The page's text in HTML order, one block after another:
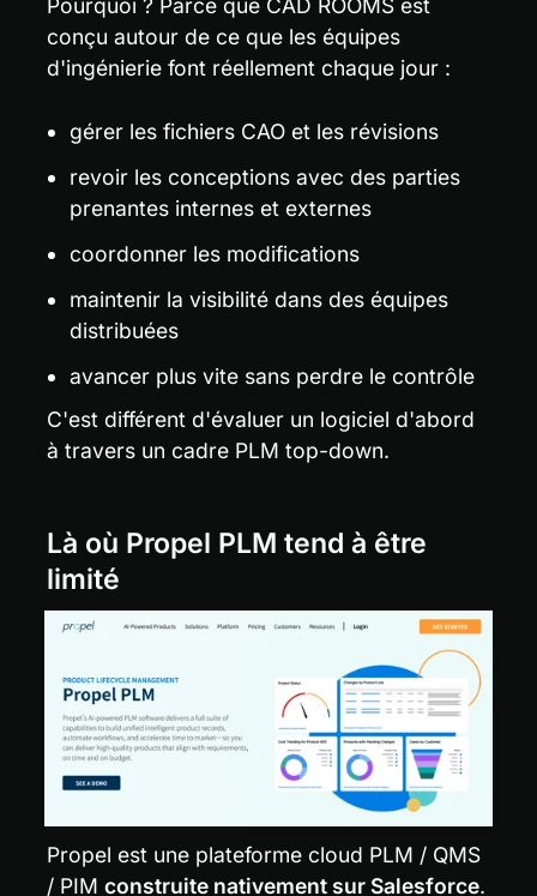
Pourquoi ? Parce que CAD ROOMS est
conçu autour de ce que les équipes
d'ingénierie font réellement chaque jour :
gérer les fichiers CAO et les révisions
revoir les conceptions avec des parties
prenantes internes et externes
coordonner les modifications
maintenir la visibilité dans des équipes
distribuées
avancer plus vite sans perdre le contrôle
C'est différent d'évaluer un logiciel d'abord
à travers un cadre PLM top-down.
Là où Propel PLM tend à être
limité
Propel est une plateforme cloud PLM / QMS
/ PIM construite nativement sur Salesforce.